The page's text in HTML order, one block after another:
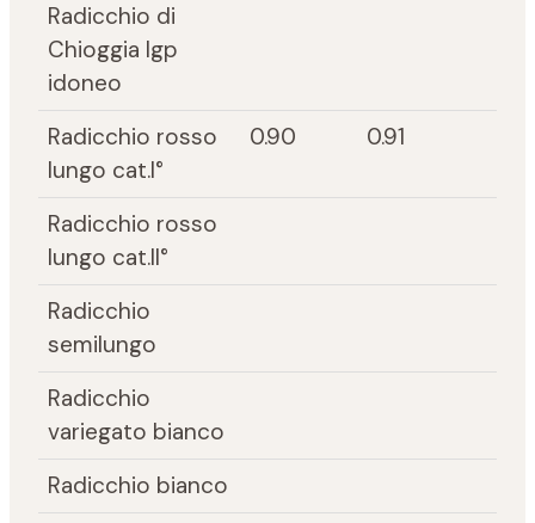
Radicchio di
Chioggia Igp
idoneo
Radicchio rosso
lungo cat.I°
0.90 0.91
Radicchio rosso
lungo cat.II°
Radicchio
semilungo
Radicchio
variegato bianco
Radicchio bianco